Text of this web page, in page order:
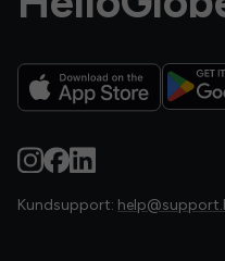
Kundsupport: